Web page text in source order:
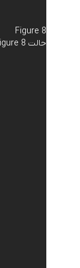
Figure 8
حالت Figure 8 یا عدد 8 که با Bidirectional یا دو طرفه نیز شناخته می‌شود از منابع صوتی که دقیقا در مقابل یا پشت میکروفون باشند صدابرداری می‌کند که برای یک مصاحبه دو نفره بسیار کاربردی است.